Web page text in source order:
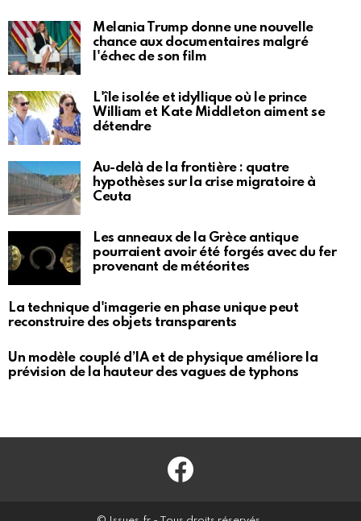
Melania Trump donne une nouvelle
chance aux documentaires malgré
l'échec de son film
L'île isolée et idyllique où le prince
William et Kate Middleton aiment se
détendre
Au-delà de la frontière : quatre
hypothèses sur la crise migratoire à
Ceuta
Les anneaux de la Grèce antique
pourraient avoir été forgés avec du fer
provenant de météorites
La technique d'imagerie en phase unique peut
reconstruire des objets transparents
Un modèle couplé d’IA et de physique améliore la
prévision de la hauteur des vagues de typhons
Facebook